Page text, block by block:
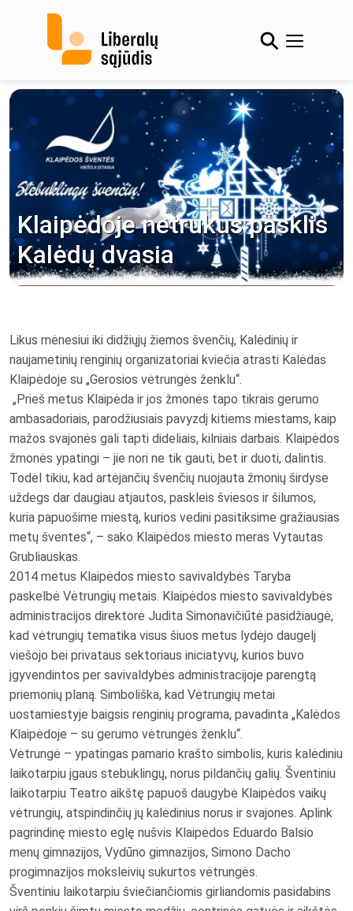
Klaipėdoje netrukus pasklis
Kalėdų dvasia
Likus mėnesiui iki didžiųjų žiemos švenčių, Kalėdinių ir
naujametinių renginių organizatoriai kviečia atrasti Kalėdas
Klaipėdoje su „Gerosios vėtrungės ženklu“.
„Prieš metus Klaipėda ir jos žmonės tapo tikrais gerumo
ambasadoriais, parodžiusiais pavyzdį kitiems miestams, kaip
mažos svajonės gali tapti dideliais, kilniais darbais. Klaipėdos
žmonės ypatingi – jie nori ne tik gauti, bet ir duoti, dalintis.
Todėl tikiu, kad artėjančių švenčių nuojauta žmonių širdyse
uždegs dar daugiau atjautos, paskleis šviesos ir šilumos,
kuria papuošime miestą, kurios vedini pasitiksime gražiausias
metų šventes“, – sako Klaipėdos miesto meras Vytautas
Grubliauskas.
2014 metus Klaipėdos miesto savivaldybės Taryba
paskelbė Vėtrungių metais. Klaipėdos miesto savivaldybės
administracijos direktorė Judita Simonavičiūtė pasidžiaugė,
kad vėtrungių tematika visus šiuos metus lydėjo daugelį
viešojo bei privataus sektoriaus iniciatyvų, kurios buvo
įgyvendintos per savivaldybės administracijoje parengtą
priemonių planą. Simboliška, kad Vėtrungių metai
uostamiestyje baigsis renginių programa, pavadinta „Kalėdos
Klaipėdoje – su gerumo vėtrungės ženklu“.
Vėtrungė – ypatingas pamario krašto simbolis, kuris kalėdiniu
laikotarpiu įgaus stebuklingų, norus pildančių galių. Šventiniu
laikotarpiu Teatro aikštę papuoš daugybė Klaipėdos vaikų
vėtrungių, atspindinčių jų kalėdinius norus ir svajones. Aplink
pagrindinę miesto eglę nušvis Klaipėdos Eduardo Balsio
menų gimnazijos, Vydūno gimnazijos, Simono Dacho
progimnazijos moksleivių sukurtos vėtrungės.
Šventiniu laikotarpiu šviečiančiomis girliandomis pasidabins